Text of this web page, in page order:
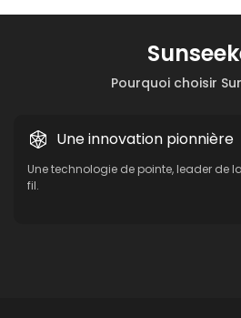
Pourquoi choisir
Une innovation pionnière
Une technologie de pointe, leader de
fil.